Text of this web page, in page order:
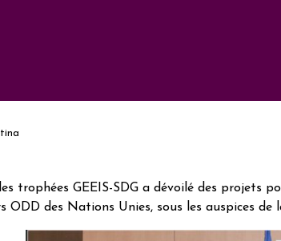
trophées GEEIS-SDG a dévoilé des
ODD des Nations Unies, sous les auspices